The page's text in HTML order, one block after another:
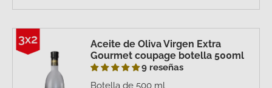
Aceite de Oliva Virgen Extra
Gourmet coupage botella 500ml
9 reseñas
Botella de 500 ml